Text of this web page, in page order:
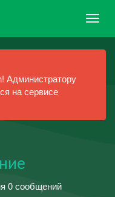
Администратору
на сервисе
0 сообщений